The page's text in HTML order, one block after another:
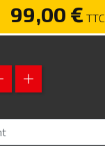
99,00 € TTC